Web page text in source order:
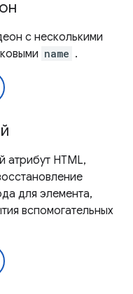
с несколькими
name .
атрибут HTML,
для элемента,
вспомогательных